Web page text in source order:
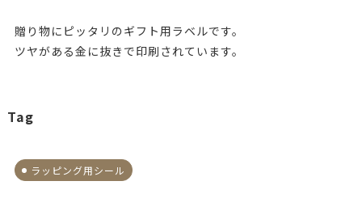
贈り物にピッタリのギフト用ラベルです。
ツヤがある金に抜きで印刷されています。
Tag
ラッピング用シール